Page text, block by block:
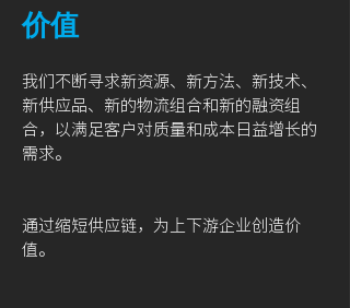
价值
我们不断寻求新资源、新方法、新技术、
新供应品、新的物流组合和新的融资组
合，以满足客户对质量和成本日益增长的
需求。
通过缩短供应链，为上下游企业创造价
值。